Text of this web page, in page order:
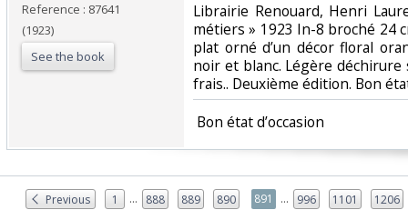
Reference : 87641
(1923)
See the book
‎Librairie Renouard, Henri
métiers » 1923 In-8 broché 24
plat orné d’un décor floral
noir et blanc. Légère
frais.. Deuxième édition. Bon
‎ Bon état d’occasion ‎
Previous 1 ... 888 889 890 891 ... 996 1101 1206